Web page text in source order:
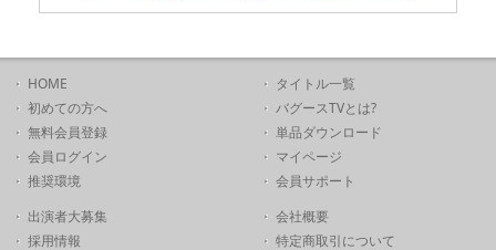
HOME
初めての方へ
無料会員登録
会員ログイン
推奨環境
タイトル一覧
バグースTVとは?
単品ダウンロード
マイページ
会員サポート
出演者大募集
採用情報
会社概要
特定商取引について